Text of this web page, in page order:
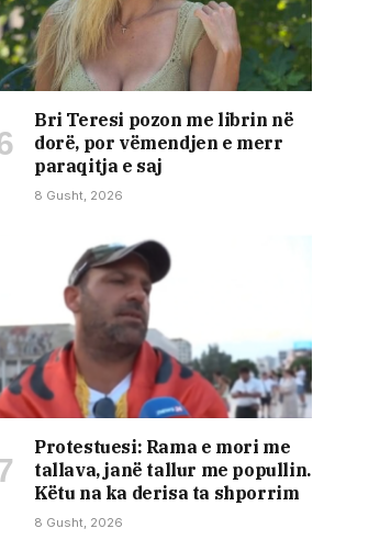
Bri Teresi pozon me librin në
dorë, por vëmendjen e merr
paraqitja e saj
8 Gusht, 2026
Protestuesi: Rama e mori me
tallava, janë tallur me popullin.
Këtu na ka derisa ta shporrim
8 Gusht, 2026